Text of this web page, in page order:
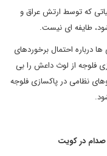
که توسط ارتش عراق و
طایفه ای نیست.
درباره احتمال برخوردهای
فلوجه از لوث داعش را بی
نظامی در پاکسازی فلوجه
در کویت